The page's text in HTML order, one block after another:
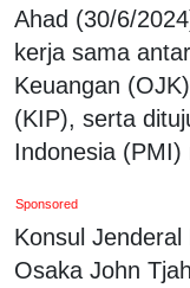
Ahad (30/6/
kerja sama
Keuangan
(KIP), serta
Indonesia (PMI)
Sponsored
Konsul
Osaka John